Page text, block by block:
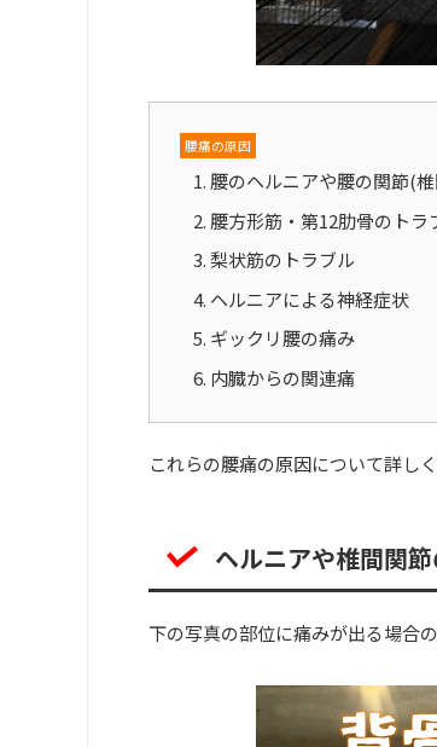
腰痛の原因
腰のヘルニアや腰の関節(
腰方形筋・第12肋骨のトラ
梨状筋のトラブル
ヘルニアによる神経症状
ギックリ腰の痛み
内臓からの関連痛
これらの腰痛の原因について詳し
ヘルニアや椎間関
下の写真の部位に痛みが出る場合